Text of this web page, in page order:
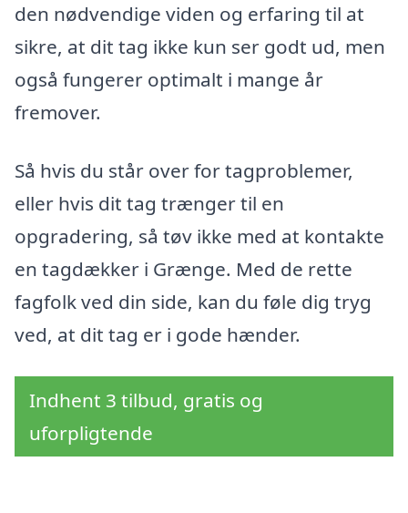
den nødvendige viden og erfaring til at
sikre, at dit tag ikke kun ser godt ud, men
også fungerer optimalt i mange år
fremover.
Så hvis du står over for tagproblemer,
eller hvis dit tag trænger til en
opgradering, så tøv ikke med at kontakte
en tagdækker i Grænge. Med de rette
fagfolk ved din side, kan du føle dig tryg
ved, at dit tag er i gode hænder.
Indhent 3 tilbud, gratis og
uforpligtende